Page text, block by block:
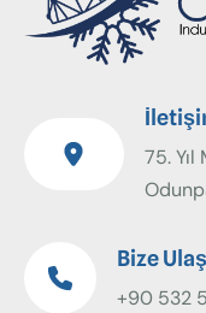
75. Yıl
Bize
+90 532